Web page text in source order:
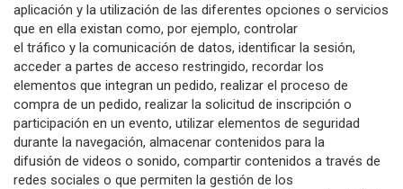
aplicación y la utilización de las diferentes opciones o servicios
que en ella existan como, por ejemplo, controlar
el tráfico y la comunicación de datos, identificar la sesión,
acceder a partes de acceso restringido, recordar los
elementos que integran un pedido, realizar el proceso de
compra de un pedido, realizar la solicitud de inscripción o
participación en un evento, utilizar elementos de seguridad
durante la navegación, almacenar contenidos para la
difusión de videos o sonido, compartir contenidos a través de
redes sociales o que permiten la gestión de los